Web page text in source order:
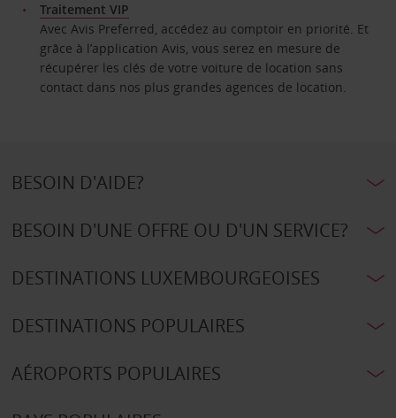
Traitement VIP
Avec Avis Preferred, accédez au comptoir en priorité. Et
grâce à l’application Avis, vous serez en mesure de
récupérer les clés de votre voiture de location sans
contact dans nos plus grandes agences de location.
BESOIN D'AIDE?
BESOIN D'UNE OFFRE OU D'UN SERVICE?
DESTINATIONS LUXEMBOURGEOISES
DESTINATIONS POPULAIRES
AÉROPORTS POPULAIRES